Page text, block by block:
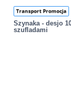
Transport Promocja
Szynaka - desjo
szufladami